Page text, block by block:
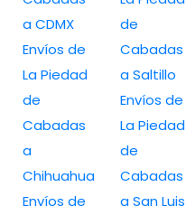
a CDMX
Envíos de
La Piedad
de
Cabadas
a
Chihuahua
Envíos de
de
Cabadas
a Saltillo
Envíos de
La Piedad
de
Cabadas
a San Luis